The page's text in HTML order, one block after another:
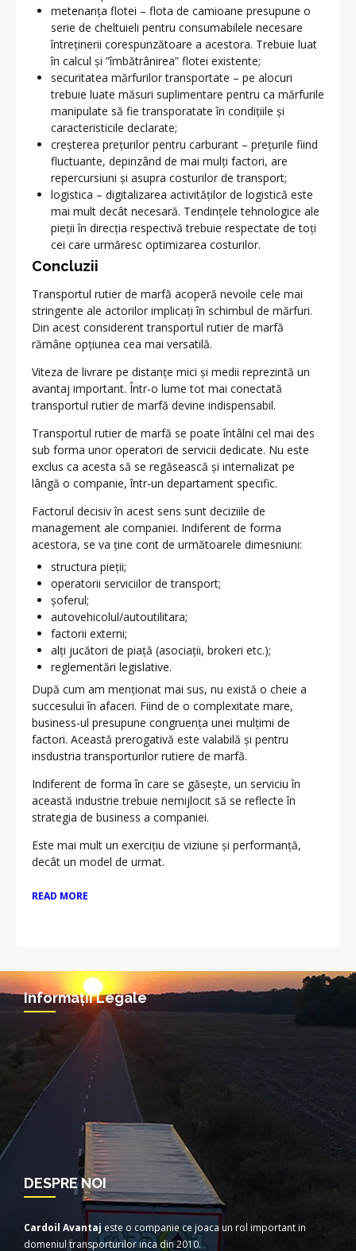
metenanța flotei – flota de camioane presupune o
serie de cheltuieli pentru consumabilele necesare
întreținerii corespunzătoare a acestora. Trebuie luat
în calcul și ”îmbătrânirea” flotei existente;
securitatea mărfurilor transportate – pe alocuri
trebuie luate măsuri suplimentare pentru ca mărfurile
manipulate să fie transporatate în condițiile și
caracteristicile declarate;
creșterea prețurilor pentru carburant – prețurile fiind
fluctuante, depinzând de mai mulți factori, are
repercursiuni și asupra costurilor de transport;
logistica – digitalizarea activităților de logistică este
mai mult decât necesară. Tendințele tehnologice ale
pieții în direcția respectivă trebuie respectate de toți
cei care urmăresc optimizarea costurilor.
Concluzii
Transportul rutier de marfă acoperă nevoile cele mai
stringente ale actorilor implicați în schimbul de mărfuri.
Din acest considerent transportul rutier de marfă
rămâne opțiunea cea mai versatilă.
Viteza de livrare pe distanțe mici și medii reprezintă un
avantaj important. Într-o lume tot mai conectată
transportul rutier de marfă devine indispensabil.
Transportul rutier de marfă se poate întâlni cel mai des
sub forma unor operatori de servicii dedicate. Nu este
exclus ca acesta să se regăsească și internalizat pe
lângă o companie, într-un departament specific.
Factorul decisiv în acest sens sunt deciziile de
management ale companiei. Indiferent de forma
acestora, se va ține cont de următoarele dimesniuni:
structura pieții;
operatorii serviciilor de transport;
șoferul;
autovehicolul/autoutilitara;
factorii externi;
alți jucători de piață (asociații, brokeri etc.);
reglementări legislative.
După cum am menționat mai sus, nu există o cheie a
succesului în afaceri. Fiind de o complexitate mare,
business-ul presupune congruența unei mulțimi de
factori. Această prerogativă este valabilă și pentru
insdustria transporturilor rutiere de marfă.
Indiferent de forma în care se găsește, un serviciu în
această industrie trebuie nemijlocit să se reflecte în
strategia de business a companiei.
Este mai mult un exercițiu de viziune și performanță,
decât un model de urmat.
READ MORE
Informații Legale
DESPRE NOI
Cardoil Avantaj este o companie ce joaca un rol important in
domeniul transporturilor inca din 2010.